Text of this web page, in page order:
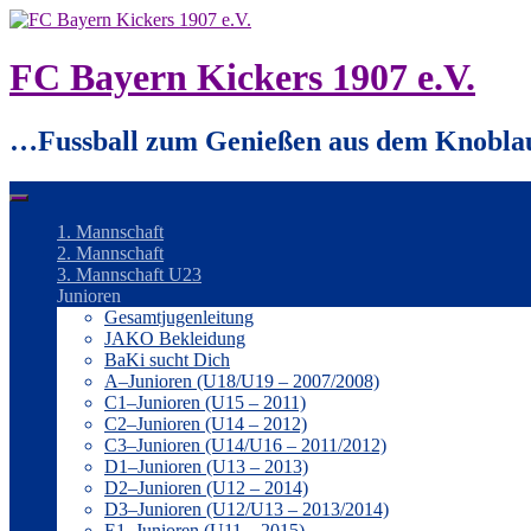
Springe
Inhalt
FC Bayern Kickers 1907 e.V.
…Fussball zum Genießen aus dem
1. Mannschaft
2. Mannschaft
3. Mannschaft U23
Junioren
Gesamtjugenleitung
JAKO Bekleidung
BaKi sucht Dich
A–Junioren (U18/U19 – 2007/2008)
C1–Junioren (U15 – 2011)
C2–Junioren (U14 – 2012)
C3–Junioren (U14/U16 – 2011/2012)
D1–Junioren (U13 – 2013)
D2–Junioren (U12 – 2014)
D3–Junioren (U12/U13 – 2013/2014)